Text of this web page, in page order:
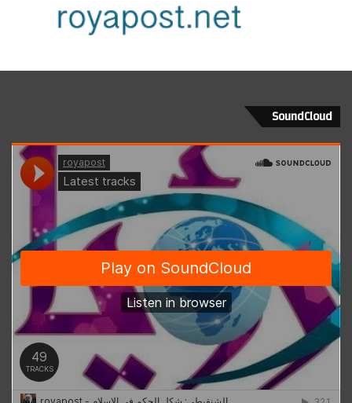
SoundCloud